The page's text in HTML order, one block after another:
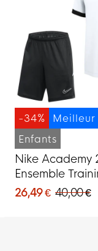
Meilleur
-34%
Enfants
Nike Academy
Ensemble
Blanc Noir Gris
26,49 € 40,00 €